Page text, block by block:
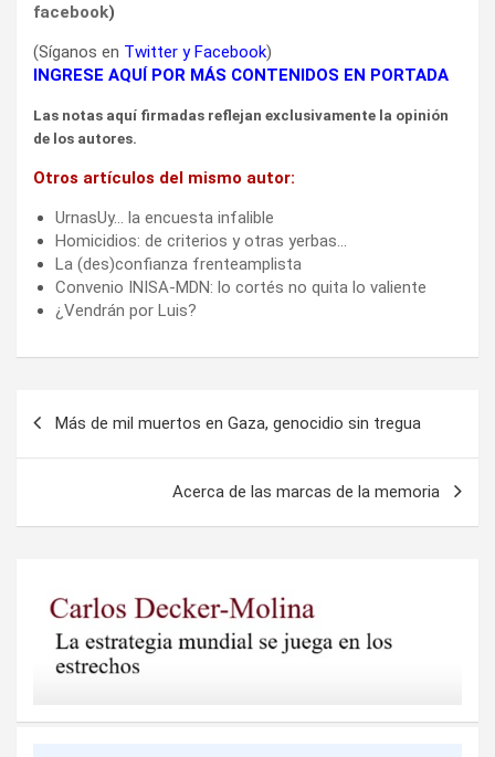
facebook)
(Síganos en Twitter yFacebook)
INGRESE AQUÍ POR MÁS CONTENIDOS EN PORTADA
Las notas aquí firmadas reflejan exclusivamente la opinión
de los autores.
Otros artículos del mismo autor:
UrnasUy… la encuesta infalible
Homicidios: de criterios y otras yerbas…
La (des)confianza frenteamplista
Convenio INISA-MDN: lo cortés no quita lo valiente
¿Vendrán por Luis?
Más de mil muertos en Gaza, genocidio sin tregua
Acerca de las marcas de la memoria